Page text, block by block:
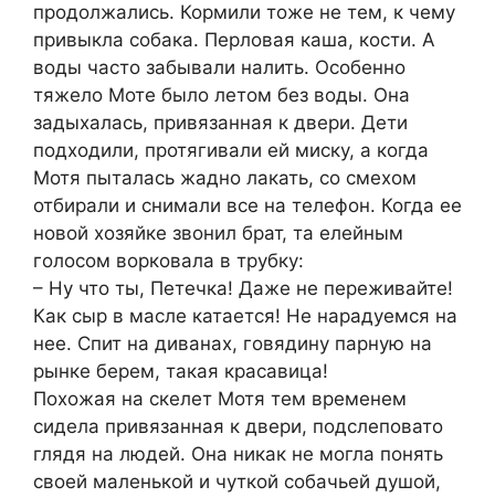
продолжались. Кормили тоже не тем, к чему
привыкла собака. Перловая каша, кости. А
воды часто забывали налить. Особенно
тяжело Моте было летом без воды. Она
задыхалась, привязанная к двери. Дети
подходили, протягивали ей миску, а когда
Мотя пыталась жадно лакать, со смехом
отбирали и снимали все на телефон. Когда ее
новой хозяйке звонил брат, та елейным
голосом ворковала в трубку:
– Ну что ты, Петечка! Даже не переживайте!
Как сыр в масле катается! Не нарадуемся на
нее. Спит на диванах, говядину парную на
рынке берем, такая красавица!
Похожая на скелет Мотя тем временем
сидела привязанная к двери, подслеповато
глядя на людей. Она никак не могла понять
своей маленькой и чуткой собачьей душой,